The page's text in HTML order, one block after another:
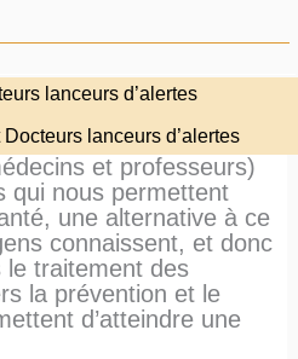
lanceurs d’alertes
lanceurs d’alertes
et professeurs)
qui nous permettent
une alternative à ce
connaissent, et donc
le traitement des
la prévention et le
d’atteindre une